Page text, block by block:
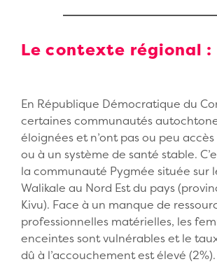
Le contexte régional :
En République Démocratique du
certaines communautés
éloignées et n’ont pas ou peu
ou à un système de santé stable.
la communauté Pygmée située sur
Walikale au Nord Est du pays
Kivu). Face à un manque de
professionnelles matérielles, les
enceintes sont vulnérables et le
dû à l’accouchement est élevé (2%).